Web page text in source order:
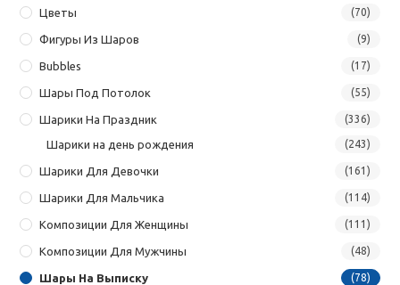
Цветы (70)
Фигуры Из Шаров (9)
Bubbles (17)
Шары Под Потолок (55)
Шарики На Праздник (336)
Шарики на день рождения (243)
Шарики Для Девочки (161)
Шарики Для Мальчика (114)
Композиции Для Женщины (111)
Композиции Для Мужчины (48)
Шары На Выписку (78)